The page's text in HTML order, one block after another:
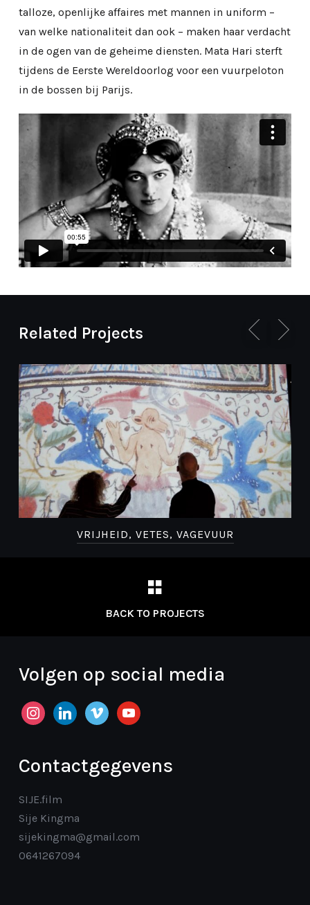
talloze, openlijke affaires met mannen in uniform –
van welke nationaliteit dan ook – maken haar verdacht
in de ogen van de geheime diensten. Mata Hari sterft
tijdens de Eerste Wereldoorlog voor een vuurpeloton
in de bossen bij Parijs.
Related Projects
VRIJHEID, VETES, VAGEVUUR
BACK TO PROJECTS
Volgen op social media
instagramlinkedinvimeo youtube
Contactgegevens
SIJE.film
Sije Kingma
sijekingma@gmail.com
0641267094